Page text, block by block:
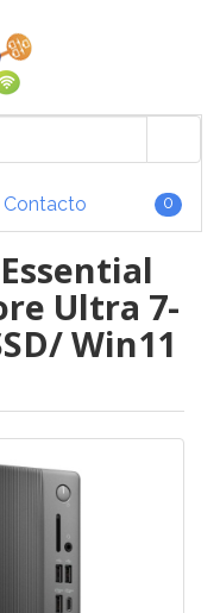
Contacto 0
Ultra 7-
Win11